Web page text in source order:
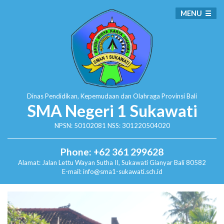
Dinas Pendidikan, Kepemudaan dan Olahraga Provinsi Bali
SMA Negeri 1 Sukawati
NPSN: 50102081 NSS: 301220504020
Phone: +62 361 299628
Alamat: Jalan Lettu Wayan Sutha II, SukawatiGianyar Bali 80582
E-mail: info@sma1-sukawati.sch.id
MENU